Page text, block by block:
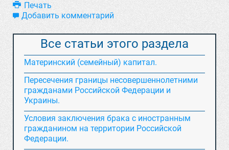
Печать
Добавить комментарий
Все статьи этого раздела
Материнский (семейный) капитал.
Пересечения границы несовершеннолетними
гражданами Российской Федерации и
Украины.
Условия заключения брака с иностранным
гражданином на территории Российской
Федерации.